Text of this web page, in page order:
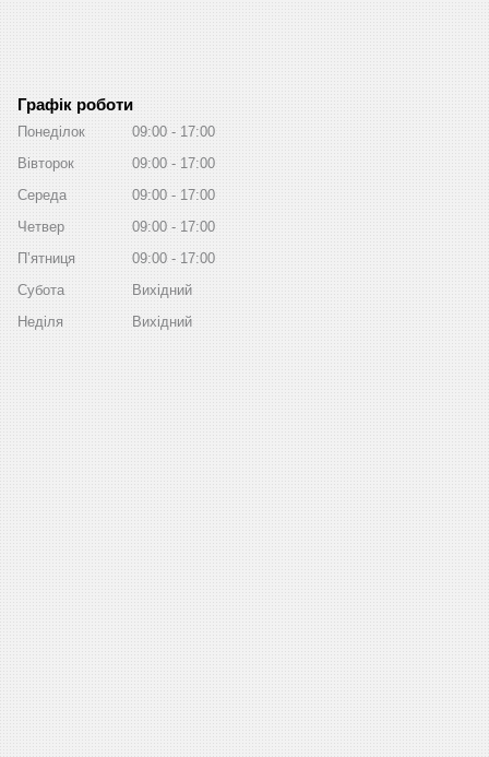
Графік роботи
Понеділок 09:00
17:00
Вівторок
09:00
17:00
Середа
09:00
17:00
Четвер
09:00
17:00
Пʼятниця
09:00
17:00
Субота
Вихідний
Неділя
Вихідний